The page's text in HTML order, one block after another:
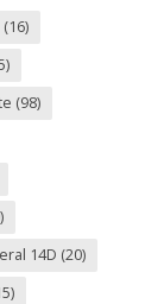
(16)
(98)
14D (20)